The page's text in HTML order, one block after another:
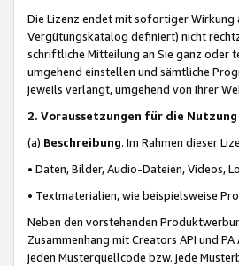
Die Lizenz endet mit sofortiger Wirkung
Vergütungskatalog definiert) nicht
schriftliche Mitteilung an Sie ganz oder
umgehend einstellen und sämtliche
jeweils verlangt, umgehend von Ihrer
2. Voraussetzungen für die Nutzung
(a) Beschreibung. Im Rahmen dieser
• Daten, Bilder, Audio-Dateien, Videos,
• Textmaterialien, wie beispielsweise
Neben den vorstehenden
Zusammenhang mit Creators API und
jeden Musterquellcode bzw. jede